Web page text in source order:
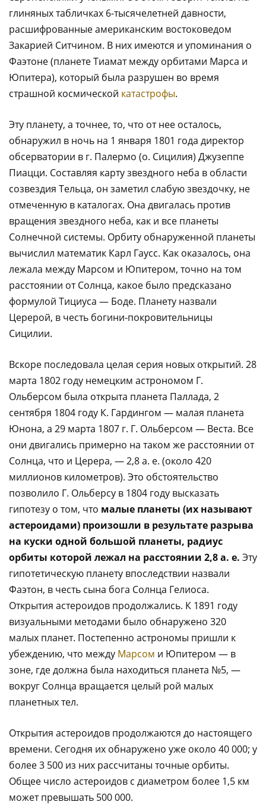
глиняных табличках 6-тысячелетней давности,
расшифрованные американским востоковедом
Закарией Ситчином. В них имеются и упоминания о
Фаэтоне (планете Тиамат между орбитами Марса и
Юпитера), который была разрушен во время
страшной космической катастрофы.
Эту планету, а точнее, то, что от нее осталось,
обнаружил в ночь на 1 января 1801 года директор
обсерватории в г. Палермо (о. Сицилия) Джузеппе
Пиацци. Составляя карту звездного неба в области
созвездия Тельца, он заметил слабую звездочку, не
отмеченную в каталогах. Она двигалась против
вращения звездного неба, как и все планеты
Солнечной системы. Орбиту обнаруженной планеты
вычислил математик Карл Гаусс. Как оказалось, она
лежала между Марсом и Юпитером, точно на том
расстоянии от Солнца, какое было предсказано
формулой Тициуса — Боде. Планету назвали
Церерой, в честь богини-покровительницы
Сицилии.
Вскоре последовала целая серия новых открытий. 28
марта 1802 году немецким астрономом Г.
Ольберсом была открыта планета Паллада, 2
сентября 1804 году К. Гардингом — малая планета
Юнона, а 29 марта 1807 г. Г. Ольберсом — Веста. Все
они двигались примерно на таком же расстоянии от
Солнца, что и Церера, — 2,8 а. е. (около 420
миллионов километров). Это обстоятельство
позволило Г. Ольберсу в 1804 году высказать
гипотезу о том, что малые планеты (их называют
астероидами) произошли в результате разрыва
на куски одной большой планеты, радиус
орбиты которой лежал на расстоянии 2,8 а. е. Эту
гипотетическую планету впоследствии назвали
Фаэтон, в честь сына бога Солнца Гелиоса.
Открытия астероидов продолжались. К 1891 году
визуальными методами было обнаружено 320
малых планет. Постепенно астрономы пришли к
убеждению, что между Марсом и Юпитером — в
зоне, где должна была находиться планета №5, —
вокруг Солнца вращается целый рой малых
планетных тел.
Открытия астероидов продолжаются до настоящего
времени. Сегодня их обнаружено уже около 40 000; у
более 3 500 из них рассчитаны точные орбиты.
Общее число астероидов с диаметром более 1,5 км
может превышать 500 000.